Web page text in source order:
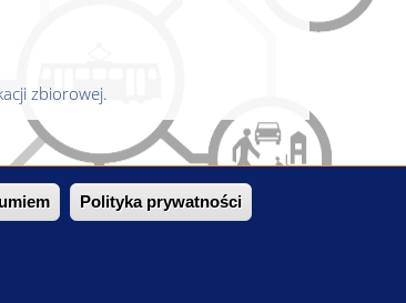
zbiorowej.
Polityka prywatności